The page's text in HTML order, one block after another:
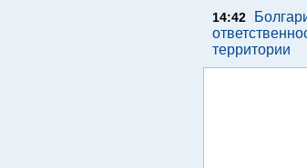
14:42
территории